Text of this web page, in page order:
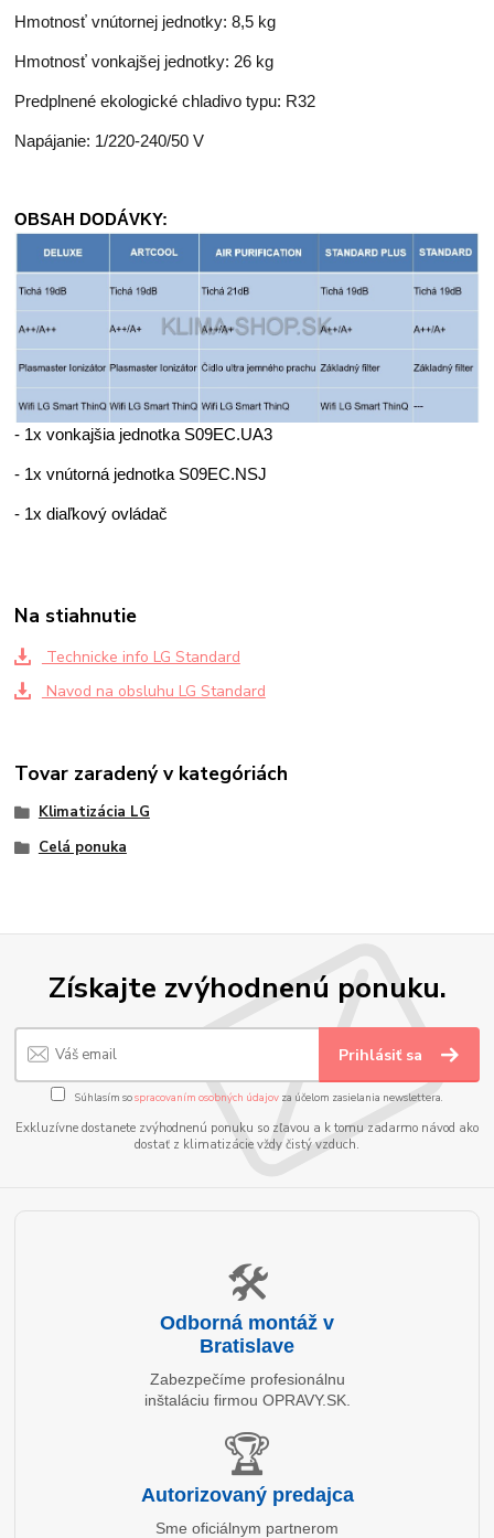
Hmotnosť vnútornej jednotky: 8,5 kg
Hmotnosť vonkajšej jednotky: 26 kg
Predplnené ekologické chladivo typu: R32
Napájanie: 1/220-240/50 V
OBSAH DODÁVKY:
- 1x vonkajšia jednotka S09EC.UA3
- 1x vnútorná jednotka S09EC.NSJ
- 1x diaľkový ovládač
Na stiahnutie
Technicke info LG Standard
Navod na obsluhu LG Standard
Tovar zaradený v kategóriách
Klimatizácia LG
Celá ponuka
Získajte zvýhodnenú ponuku.
Prihlásiť sa
Súhlasím sospracovaním osobných údajov za účelom zasielania newslettera.
Exkluzívne dostanete zvýhodnenú ponuku so zľavou a k tomu zadarmo návod ako
dostať z klimatizácie vždy čistý vzduch.
🛠️
Odborná montáž v
Bratislave
Zabezpečíme profesionálnu
inštaláciu firmou OPRAVY.SK.
🏆
Autorizovaný predajca
Sme oficiálnym partnerom